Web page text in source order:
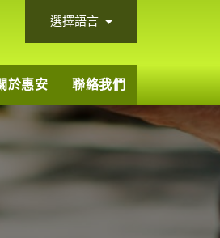
選擇語言
於惠安 聯絡我們